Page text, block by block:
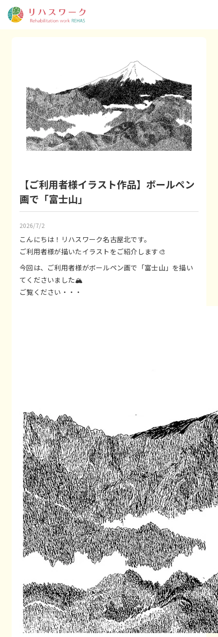
【ご利用者様イラスト作品】ボールペン
画で「富士山」
2026/7/2
こんにちは！リハスワーク名古屋北です。
ご利用者様が描いたイラストをご紹介します🎨
今回は、ご利用者様がボールペン画で「富士山」を描い
てくださいました🏔
ご覧ください・・・